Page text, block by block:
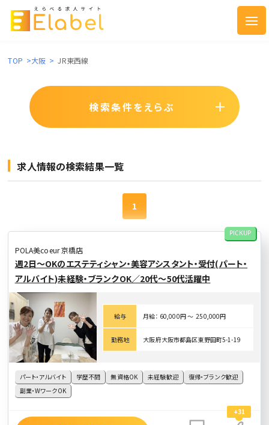
TOP >大阪 > JR東西線
求人情報の検索結果一覧
1
POLA美coeur 京橋店
PICKUP
週2日〜OKのエステティシャン・美容アシスタント・受付(パート・
アルバイト)未経験・ブランクOK／20代〜50代活躍中
パート・アルバイト 学歴不問 無資格OK 未経験歓迎
復帰・ブランク歓迎
副業・WワークOK
給与 月給： 60,000円 〜 250,000円
勤務地 大阪府大阪市都島区東野田町5-1-19
+31
検索条件をえらぶ